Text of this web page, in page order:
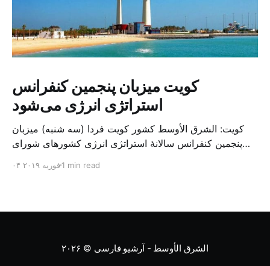
کویت میزبان پنجمین کنفرانس
استراتژی انرژی می‌شود
کویت: الشرق الأوسط کشور کویت فردا (سه شنبه) میزبان
پنجمین کنفرانس سالانهٔ استراتژی انرژی کشورهای شورای
متخصص از شرکت‌های جهانی نفت و گاز در این کنفرانس
۰۴ فوریه ۲۰۱۹1 min read
الشرق الأوسط - آرشیو فارسی © ۲۰۲۶